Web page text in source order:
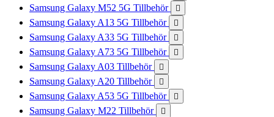
Samsung Galaxy M52 5G Tillbehör 
Samsung Galaxy A13 5G Tillbehör 
Samsung Galaxy A33 5G Tillbehör 
Samsung Galaxy A73 5G Tillbehör 
Samsung Galaxy A03 Tillbehör 
Samsung Galaxy A20 Tillbehör 
Samsung Galaxy A53 5G Tillbehör 
Samsung Galaxy M22 Tillbehör 